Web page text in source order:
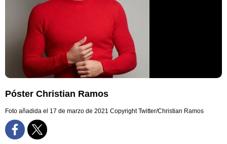
Póster Christian Ramos
Foto añadida el 17 de marzo de 2021 Copyright Twitter/Christian Ramos